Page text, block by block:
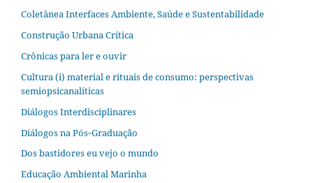
Coletânea Interfaces Ambiente, Saúde e Sustentabilidade
Construção Urbana Crítica
Crônicas para ler e ouvir
Cultura (i) material e rituais de consumo: perspectivas
semiopsicanalíticas
Diálogos Interdisciplinares
Diálogos na Pós‐Graduação
Dos bastidores eu vejo o mundo
Educação Ambiental Marinha